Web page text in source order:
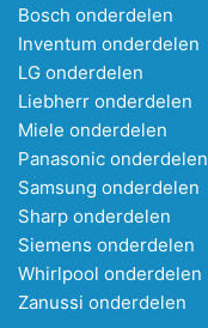
Bosch onderdelen
Inventum onderdelen
LG onderdelen
Liebherr onderdelen
Miele onderdelen
Panasonic onderdelen
Samsung onderdelen
Sharp onderdelen
Siemens onderdelen
Whirlpool onderdelen
Zanussi onderdelen